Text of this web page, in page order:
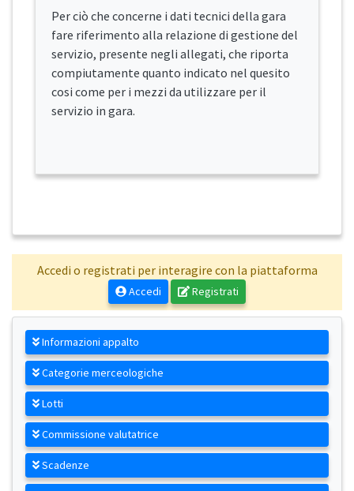
Per ciò che concerne i dati tecnici della gara
fare riferimento alla relazione di gestione del
servizio, presente negli allegati, che riporta
compiutamente quanto indicato nel quesito
cosi come per i mezzi da utilizzare per il
servizio in gara.
Accedi o registrati per interagire con la piattaforma
Accedi Registrati
Informazioni appalto
Categorie merceologiche
Lotti
Commissione valutatrice
Scadenze